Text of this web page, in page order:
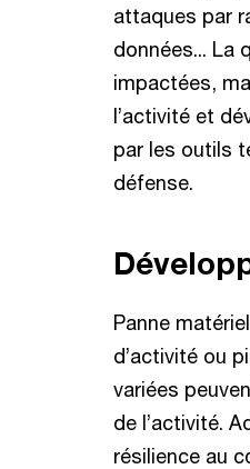
attaques par
données... La
impactées,
l’activité et
par les outils
défense.
Panne
d’activité ou
variées
de l’activité.
résilience au